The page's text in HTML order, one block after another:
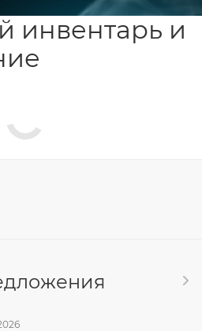
инвентарь и